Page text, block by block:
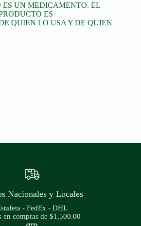
ES UN MEDICAMENTO. EL
ES
QUIEN LO USA Y DE QUIEN
Nacionales y Locales
- FedEx - DHL
en compras de $1,500.00